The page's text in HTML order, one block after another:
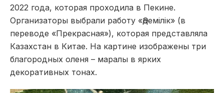
2022 года, которая проходила в Пекине.
Организаторы выбрали работу «Әдемілік» (в
переводе «Прекрасная»), которая представляла
Казахстан в Китае. На картине изображены три
благородных оленя – маралы в ярких
декоративных тонах.